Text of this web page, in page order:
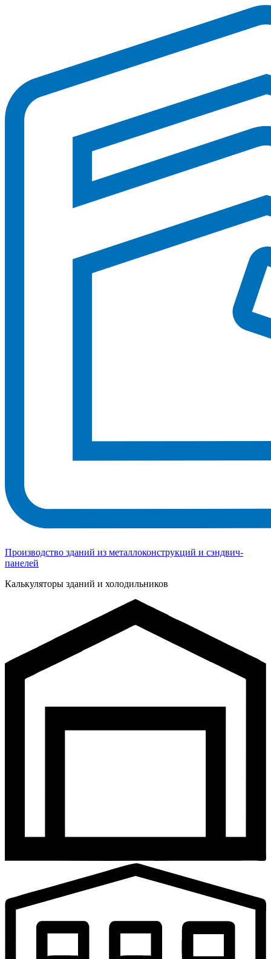
Производство зданий из металлоконструкций и сэндвич-
панелей
Калькуляторы зданий и холодильников